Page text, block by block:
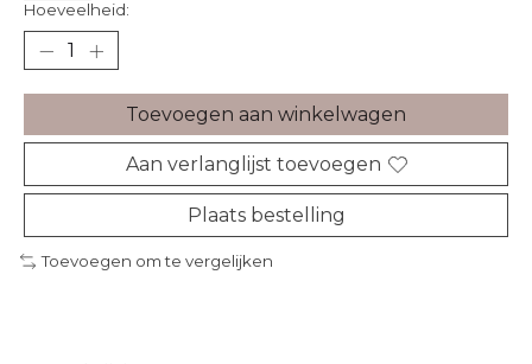
Hoeveelheid:
Toevoegen aan winkelwagen
Aan verlanglijst toevoegen
Plaats bestelling
Toevoegen om te vergelijken